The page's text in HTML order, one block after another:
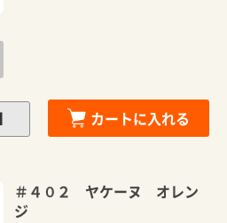
カートに入れる
＃４０２ ヤケーヌ オレン
ジ